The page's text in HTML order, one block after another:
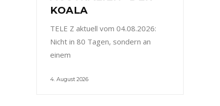
KOALA
TELE Z aktuell vom 04.08.2026:
Nicht in 80 Tagen, sondern an
einem
4. August 2026